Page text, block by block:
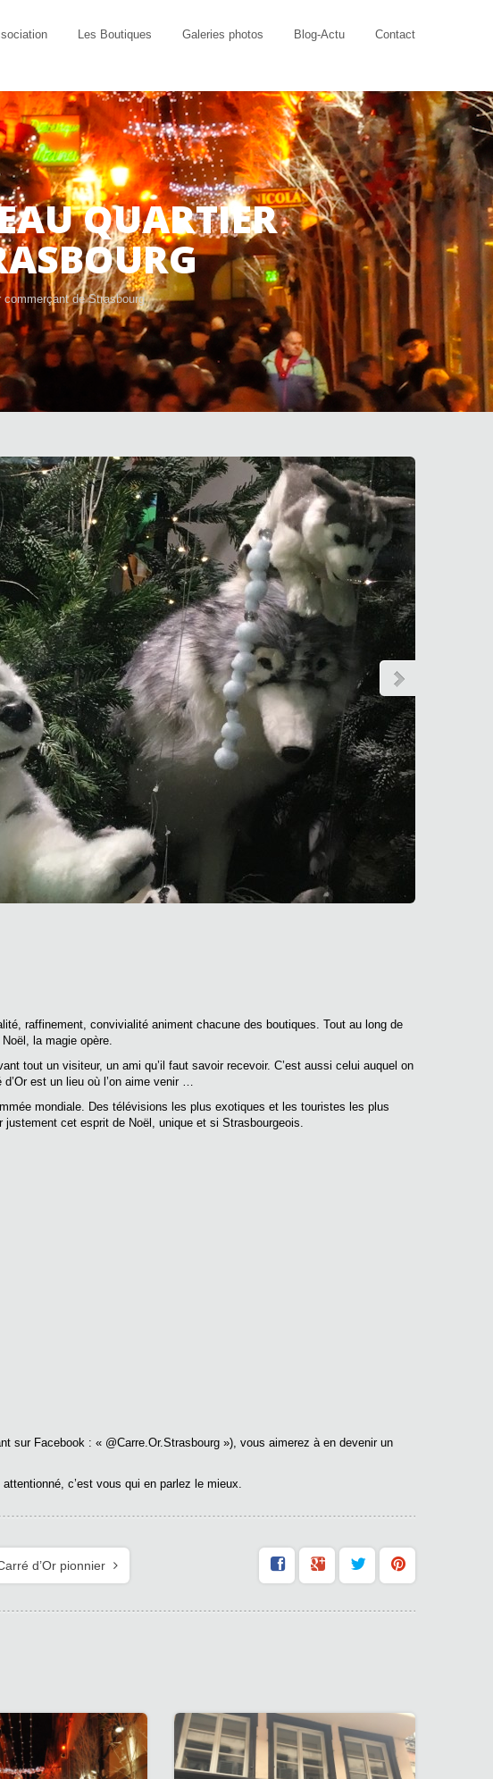
Les Boutiques Galeries photos Blog-Actu Contact
QUARTIER
commerçant de Strasbourg
raffinement, convivialité animent chacune des boutiques. Tout au long de
la magie opère.
tout un visiteur, un ami qu’il faut savoir recevoir. C’est aussi celui auquel on
est un lieu où l’on aime venir …
mondiale. Des télévisions les plus exotiques et les touristes les plus
cet esprit de Noël, unique et si Strasbourgeois.
sur Facebook : « @Carre.Or.Strasbourg »), vous aimerez à en devenir un
c’est vous qui en parlez le mieux.
d’Or pionnier